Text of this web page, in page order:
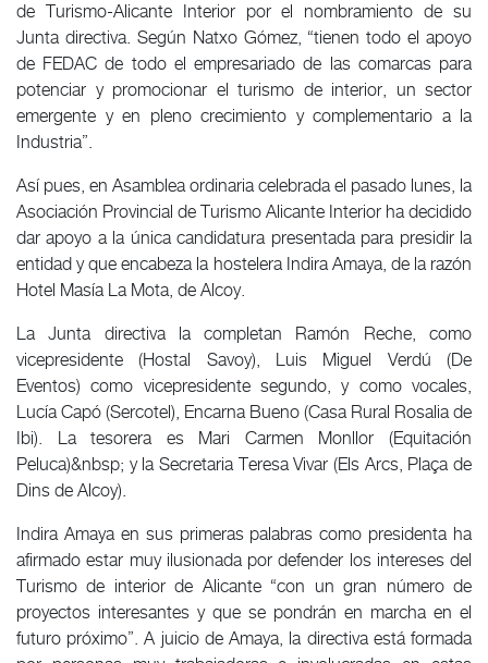
de Turismo-Alicante Interior por el nombramiento de su
Junta directiva. Según Natxo Gómez, “tienen todo el apoyo
de FEDAC de todo el empresariado de las comarcas para
potenciar y promocionar el turismo de interior, un sector
emergente y en pleno crecimiento y complementario a la
Industria”.
Así pues, en Asamblea ordinaria celebrada el pasado lunes, la
Asociación Provincial de Turismo Alicante Interior ha decidido
dar apoyo a la única candidatura presentada para presidir la
entidad y que encabeza la hostelera Indira Amaya, de la razón
Hotel Masía La Mota, de Alcoy.
La Junta directiva la completan Ramón Reche, como
vicepresidente (Hostal Savoy), Luis Miguel Verdú (De
Eventos) como vicepresidente segundo, y como vocales,
Lucía Capó (Sercotel), Encarna Bueno (Casa Rural Rosalia de
Ibi). La tesorera es Mari Carmen Monllor (Equitación
Peluca)&nbsp; y la Secretaria Teresa Vivar (Els Arcs, Plaça de
Dins de Alcoy).
Indira Amaya en sus primeras palabras como presidenta ha
afirmado estar muy ilusionada por defender los intereses del
Turismo de interior de Alicante “con un gran número de
proyectos interesantes y que se pondrán en marcha en el
futuro próximo”. A juicio de Amaya, la directiva está formada